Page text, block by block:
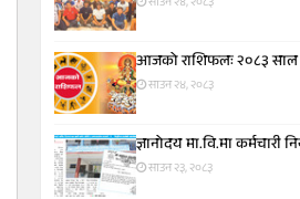
आजको राशिफलः २०८३
साउन २४, २०८३
ज्ञानोदय मा.वि.मा कर्मचारी
साउन २३, २०८३